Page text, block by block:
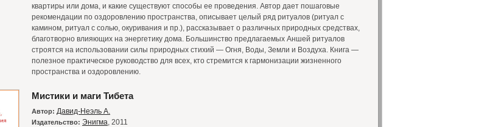
квартиры или дома, и какие существуют способы ее проведения. Автор дает пошаговые
рекомендации по оздоровлению пространства, описывает целый ряд ритуалов (ритуал с
камином, ритуал с солью, окуривания и пр.), рассказывает о различных природных средствах,
благотворно влияющих на энергетику дома. Большинство предлагаемых Аншей ритуалов
строятся на использовании силы природных стихий — Огня, Воды, Земли и Воздуха. Книга —
полезное практическое руководство для всех, кто стремится к гармонизации жизненного
пространства и оздоровлению.
Мистики и маги Тибета
Автор: Давид-Неэль А.
Издательство: Энигма, 2011